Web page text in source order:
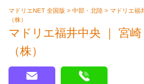
マドリエはLIXILの
マドリエNET 全国版>中部・北陸>マドリエ福
（株）
マドリエ福井中央 ｜ 宮
（株）